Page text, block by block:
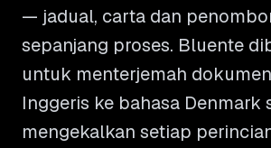
— jadual, carta dan
sepanjang proses. Bluente
untuk menterjemah
Inggeris ke bahasa Denmark
mengekalkan setiap